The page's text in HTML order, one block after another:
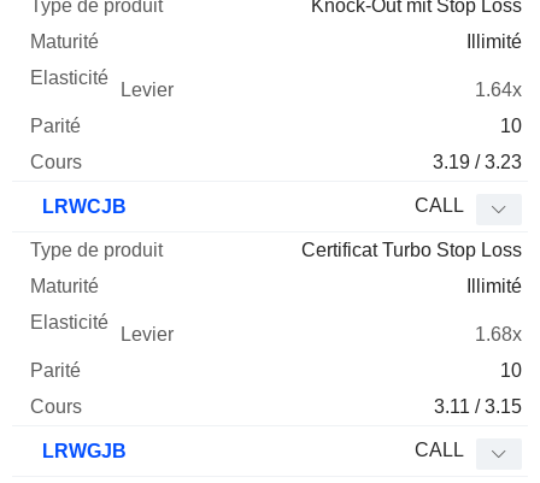
Knock-Out mit Stop Loss
Illimité
1.64x
10
3.19 / 3.23
LRWCJB CALL
Certificat Turbo Stop Loss
Illimité
1.68x
10
3.11 / 3.15
LRWGJB CALL